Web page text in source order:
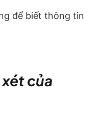
để biết thông tin
của